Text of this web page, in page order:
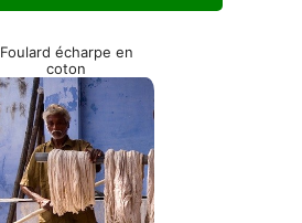
Foulard écharpe en
coton